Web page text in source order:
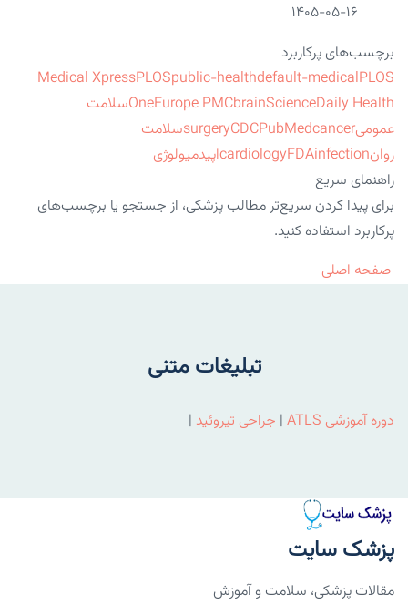
۱۴۰۵-۰۵-۱۶
برچسب‌های پرکاربرد
Medical XpressPLOSpublic-healthdefault-medicalPLOS
OneEurope PMCbrainScienceDaily Health
سلامت
عمومی
surgeryCDCPubMedcancer
سلامت
روان
cardiologyFDAinfection
اپیدمیولوژی
راهنمای سریع
برای پیدا کردن سریع‌تر مطالب پزشکی، از جستجو یا برچسب‌های
پرکاربرد استفاده کنید.
صفحه اصلی
تبلیغات متنی
دوره آموزشی ATLS | جراحی تیروئید |
پزشک سایت
مقالات پزشکی، سلامت و آموزش